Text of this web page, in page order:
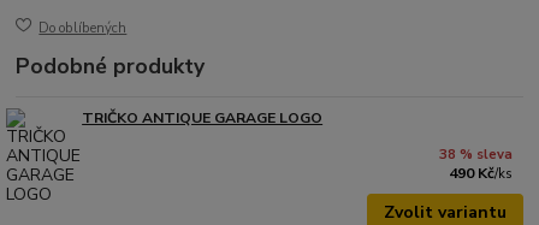
Do oblíbených
Podobné produkty
TRIČKO ANTIQUE GARAGE LOGO
38 % sleva
490 Kč/ks
Zvolit variantu